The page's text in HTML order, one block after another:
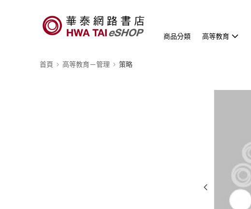
商品分類 高等教育
首頁 高等教育－管理 策略